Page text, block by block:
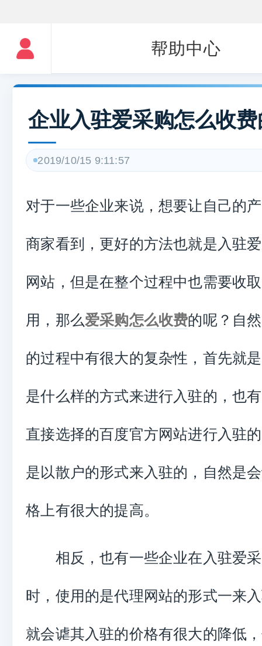
帮助中心
企业入驻爱采购怎么收
2019/10/15 9:11:57
对于一些企业来说，想要让自己的
商家看到，更好的方法也就是入驻
网站，但是在整个过程中也需要收
用，那么爱采购怎么收费的呢？自
的过程中有很大的复杂性，首先就
是什么样的方式来进行入驻的，也
直接选择的百度官方网站进行入驻
是以散户的形式来入驻的，自然是
格上有很大的提高。
相反，也有一些企业在入驻爱采
时，使用的是代理网站的形式一来
就会谑其入驻的价格有很大的降低